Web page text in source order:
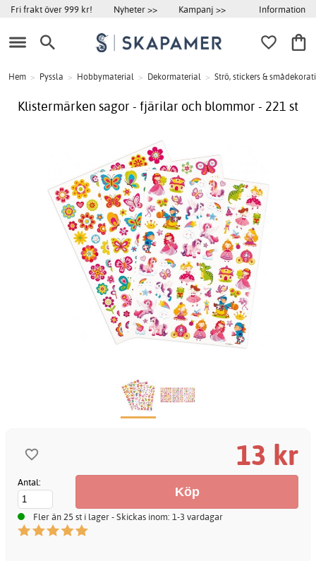
Fri frakt över 999 kr! Nyheter >> Kampanj >> Information
Hem > Pyssla > Hobbymaterial > Dekormaterial > Strö, stickers &
Klistermärken sagor - fjärilar och blommor - 221 st
13 kr
Antal:
Fler än 25 st i lager - Skickas inom: 1-3 vardagar